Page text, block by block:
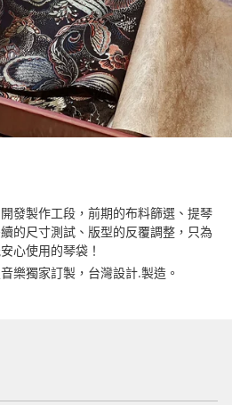
發製作工段，前期的布料篩選、提琴
的尺寸測試、版型的反覆調整，只為
心使用的琴袋！
樂獨家訂製，台灣設計.製造。